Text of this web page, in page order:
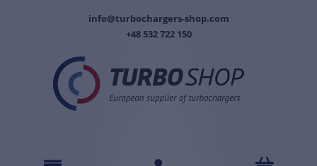
info@turbochargers-shop.com
+48 532 722 150